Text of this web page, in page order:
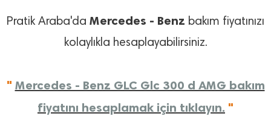
Pratik Araba'da Mercedes - Benz bakım fiyatınızı
kolaylıkla hesaplayabilirsiniz.
" Mercedes - Benz GLC Glc 300 d AMG bakım
fiyatını hesaplamak için tıklayın. "